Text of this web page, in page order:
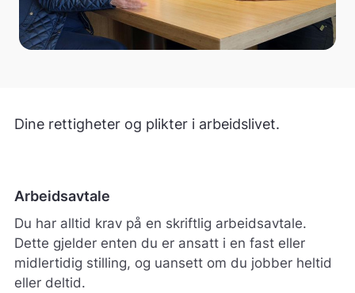
Dine rettigheter og plikter i arbeidslivet.
Arbeidsavtale
Du har alltid krav på en skriftlig arbeidsavtale.
Dette gjelder enten du er ansatt i en fast eller
midlertidig stilling, og uansett om du jobber heltid
eller deltid.